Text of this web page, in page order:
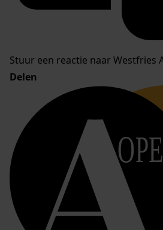
Stuur een reactie naar Westfries
Delen